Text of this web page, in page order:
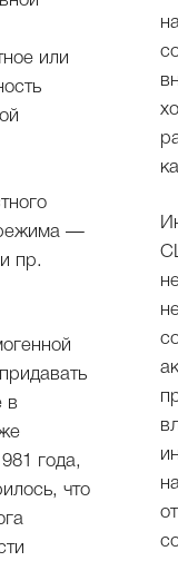
или
режима —
пр.
в
года,
что